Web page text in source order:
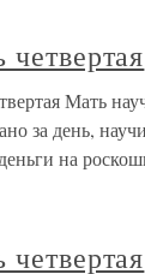
четвертая
Мать
за день,
на
четвертая